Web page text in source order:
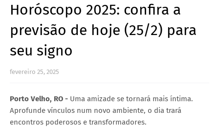
Horóscopo 2025: confira a
previsão de hoje (25/2) para
seu signo
fevereiro 25, 2025
Porto Velho, RO - Uma amizade se tornará mais íntima.
Aprofunde vínculos num novo ambiente, o dia trará
encontros poderosos e transformadores.